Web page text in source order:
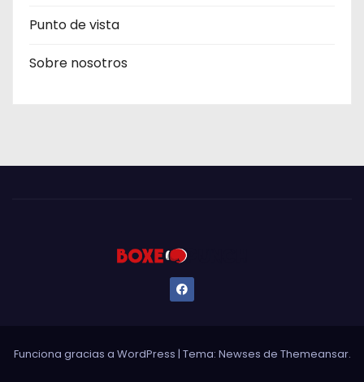
Punto de vista
Sobre nosotros
Funciona gracias a WordPress | Tema: Newses de Themeansar.